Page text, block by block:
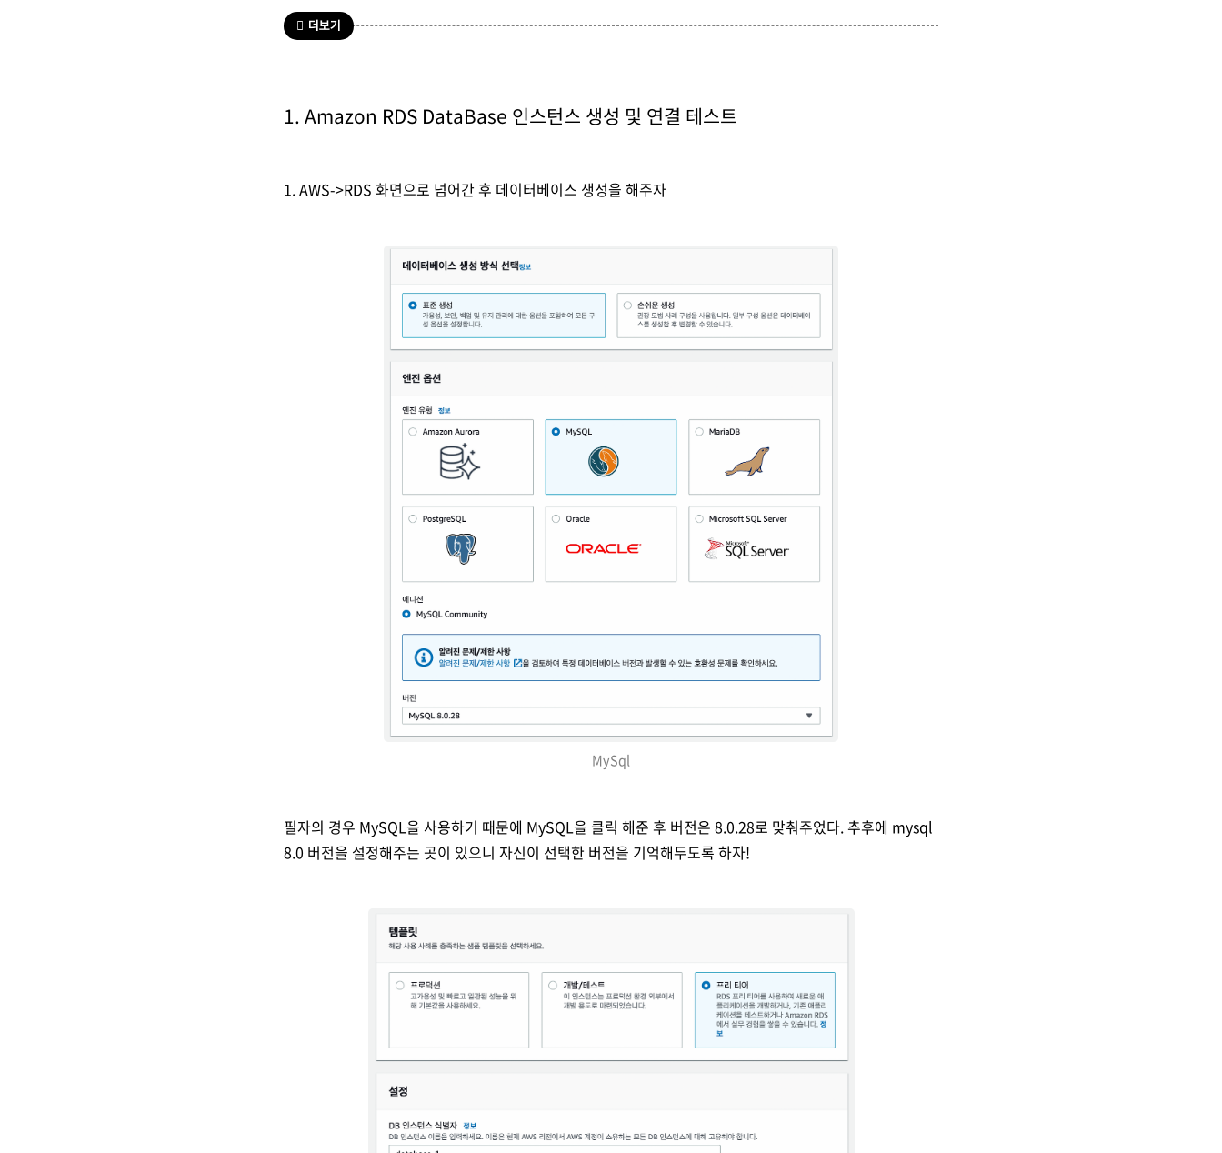
더보기
1. Amazon RDS DataBase 인스턴스 생성 및 연결 테스트
1. AWS->RDS 화면으로 넘어간 후 데이터베이스 생성을 해주자
MySql
필자의 경우 MySQL을 사용하기 때문에 MySQL을 클릭 해준 후 버전은 8.0.28로 맞춰주었다. 추후에 mysql
8.0 버전을 설정해주는 곳이 있으니 자신이 선택한 버전을 기억해두도록 하자!